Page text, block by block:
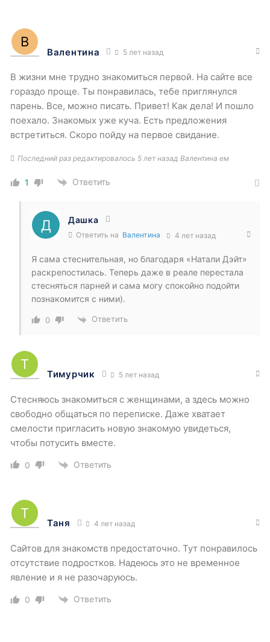
Валентина 5 лет назад
В жизни мне трудно знакомиться первой. На сайте все
гораздо проще. Ты понравилась, тебе приглянулся
парень. Все, можно писать. Привет! Как дела! И пошло
поехало. Знакомых уже куча. Есть предложения
встретиться. Скоро пойду на первое свидание.
Последний раз редактировалось 5 лет назад Валентина ем
1 Ответить
Дашка
Ответить на Валентина 4 лет назад
Я сама стеснительная, но благодаря «Натали Дэйт»
раскрепостилась. Теперь даже в реале перестала
стесняться парней и сама могу спокойно подойти
познакомится с ними).
0 Ответить
Тимурчик 5 лет назад
Стесняюсь знакомиться с женщинами, а здесь можно
свободно общаться по переписке. Даже хватает
смелости пригласить новую знакомую увидеться,
чтобы потусить вместе.
0 Ответить
Таня 4 лет назад
Сайтов для знакомств предостаточно. Тут понравилось
отсутствие подростков. Надеюсь это не временное
явление и я не разочаруюсь.
0 Ответить